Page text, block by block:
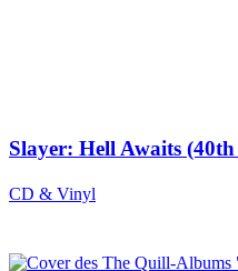
Slayer: Hell Awaits
CD & Vinyl